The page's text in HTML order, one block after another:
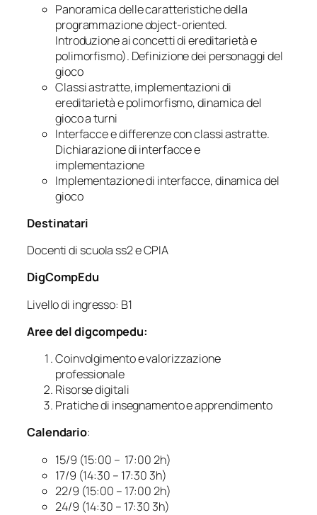
Panoramica delle caratteristiche della
programmazione object-oriented.
Introduzione ai concetti di ereditarietà e
polimorfismo). Definizione dei personaggi del
gioco
Classi astratte, implementazioni di
ereditarietà e polimorfismo, dinamica del
gioco a turni
Interfacce e differenze con classi astratte.
Dichiarazione di interfacce e
implementazione
Implementazione di interfacce, dinamica del
gioco
Destinatari
Docenti di scuola ss2 e CPIA
DigCompEdu
Livello di ingresso: B1
Aree del digcompedu:
Coinvolgimento e valorizzazione
professionale
Risorse digitali
Pratiche di insegnamento e apprendimento
Calendario:
15/9 (15:00 – 17:00 2h)
17/9 (14:30 – 17:30 3h)
22/9 (15:00 – 17:00 2h)
24/9 (14:30 – 17:30 3h)